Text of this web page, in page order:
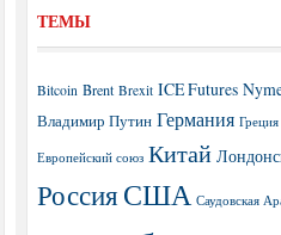
ТЕМЫ
Bitcoin Brent Brexit ICE Futures
Владимир Путин Германия Греция
Европейский союз Китай
РоссияСША Саудовская